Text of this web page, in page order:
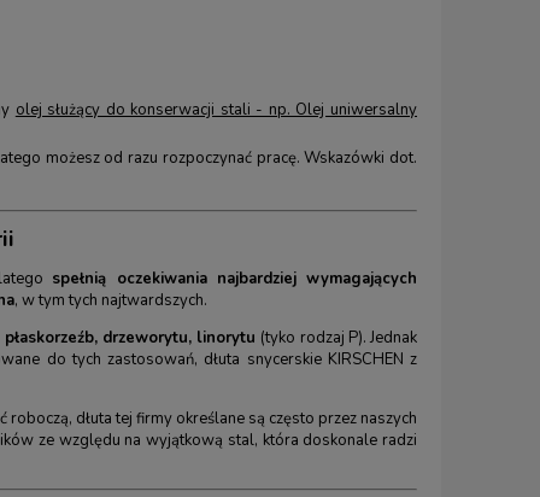
olej służący do konserwacji stali - np. Olej uniwersalny
możesz od razu rozpoczynać pracę. Wskazówki dot.
spełnią oczekiwania najbardziej wymagających
, w tym tych najtwardszych.
drzeworytu, linorytu (tyko rodzaj P). Jednak
do tych zastosowań, dłuta snycerskie KIRSCHEN z
dłuta tej firmy określane są często przez naszych
ze względu na wyjątkową stal, która doskonale radzi